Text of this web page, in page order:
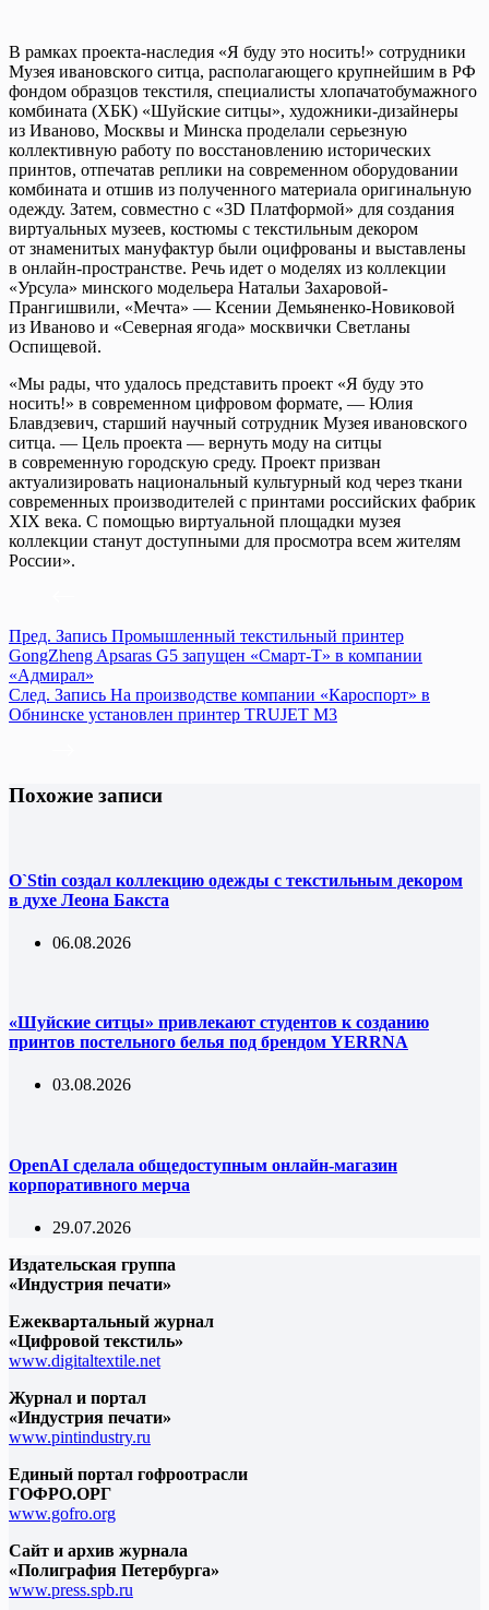
В рамках проекта-наследия «Я буду это носить!» сотрудники
Музея ивановского ситца, располагающего крупнейшим в РФ
фондом образцов текстиля, специалисты хлопачатобумажного
комбината (ХБК) «Шуйские ситцы», художники-дизайнеры
из Иваново, Москвы и Минска проделали серьезную
коллективную работу по восстановлению исторических
принтов, отпечатав реплики на современном оборудовании
комбината и отшив из полученного материала оригинальную
одежду. Затем, совместно с «3D Платформой» для создания
виртуальных музеев, костюмы с текстильным декором
от знаменитых мануфактур были оцифрованы и выставлены
в онлайн-пространстве. Речь идет о моделях из коллекции
«Урсула» минского модельера Натальи Захаровой-
Прангишвили, «Мечта» — Ксении Демьяненко-Новиковой
из Иваново и «Северная ягода» москвички Светланы
Оспищевой.
«Мы рады, что удалось представить проект «Я буду это
носить!» в современном цифровом формате, — Юлия
Блавдзевич, старший научный сотрудник Музея ивановского
ситца. — Цель проекта — вернуть моду на ситцы
в современную городскую среду. Проект призван
актуализировать национальный культурный код через ткани
современных производителей с принтами российских фабрик
XIX века. С помощью виртуальной площадки музея
коллекции станут доступными для просмотра всем жителям
России».
Пред. Запись Промышленный текстильный принтер
GongZheng Apsaras G5 запущен «Смарт-Т» в компании
«Адмирал»
След. Запись На производстве компании «Кароспорт» в
Обнинске установлен принтер TRUJET M3
Похожие записи
O`Stin создал коллекцию одежды с текстильным декором
в духе Леона Бакста
06.08.2026
«Шуйские ситцы» привлекают студентов к созданию
принтов постельного белья под брендом YERRNA
03.08.2026
OpenAI сделала общедоступным онлайн-магазин
корпоративного мерча
29.07.2026
Издательская группа
«Индустрия печати»
Ежеквартальный журнал
«Цифровой текстиль»
www.digitaltextile.net
Журнал и портал
«Индустрия печати»
www.pintindustry.ru
Единый портал гофроотрасли
ГОФРО.ОРГ
www.gofro.org
Сайт и архив журнала
«Полиграфия Петербурга»
www.press.spb.ru